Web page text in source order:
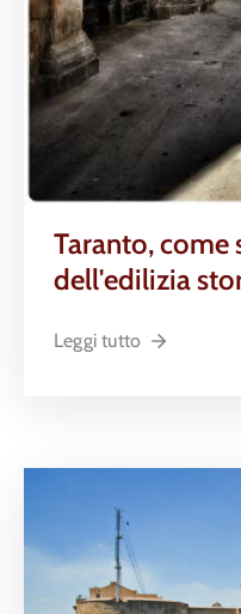
Taranto, come
dell'edilizia
Leggi tutto